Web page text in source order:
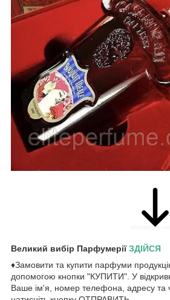
Великий вибір ПарфумеріїЗДІЙСЯ
♦Замовити та купити парфуми
допомогою кнопки "КУПИТИ". У
Ваше ім'я, номер телефона, адресу та